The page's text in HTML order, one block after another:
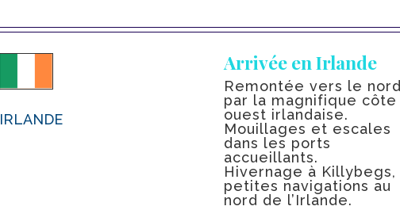
IRLANDE
Arrivée en Irlande
Remontée vers le nord
par la magnifique côte
ouest irlandaise.
Mouillages et escales
dans les ports
accueillants.
Hivernage à Killybegs,
petites navigations au
nord de l’Irlande.